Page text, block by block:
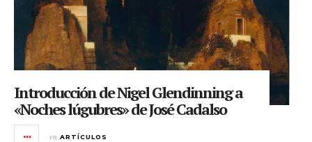
Introducción de Nigel Glendinning a
«Noches lúgubres» de José Cadalso
en ARTÍCULOS